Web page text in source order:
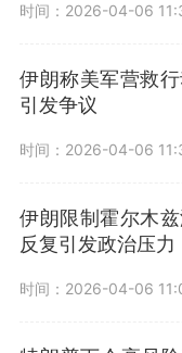
时间：2026-04-06
伊朗称美军营救
引发争议
时间：2026-04-06
伊朗限制霍尔木
反复引发政治压力
时间：2026-04-06